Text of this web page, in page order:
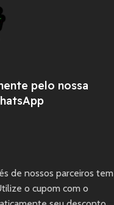
pelo nossa
de nossos parceiros tem
o cupom com o